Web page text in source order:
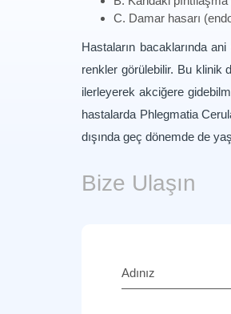
C. Damar hasarı
Hastaların bacaklarında
renkler görülebilir. Bu klinik
ilerleyerek akciğere
hastalarda Phlegmatia
dışında geç dönemde de
Bize Ulaşın
Adınız